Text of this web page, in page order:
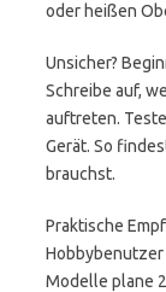
oder heißen
Unsicher?
Schreibe auf,
auftreten.
Gerät. So
brauchst.
Praktische
Hobbybenutzer
Modelle plane